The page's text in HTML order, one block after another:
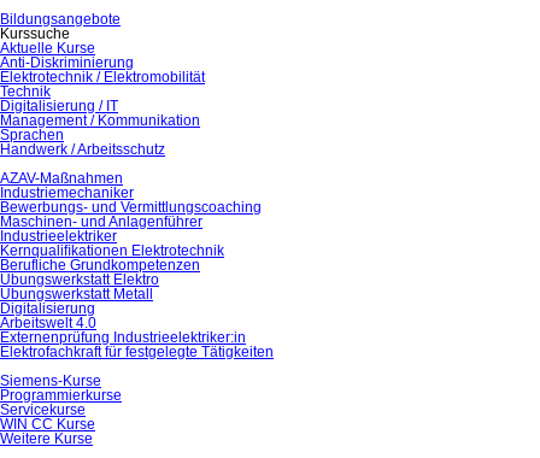
Bildungsangebote
Kurssuche
Aktuelle Kurse
Anti-Diskriminierung
Elektrotechnik / Elektromobilität
Technik
Digitalisierung / IT
Management / Kommunikation
Sprachen
Handwerk / Arbeitsschutz
AZAV-Maßnahmen
Industriemechaniker
Bewerbungs- und Vermittlungscoaching
Maschinen- und Anlagenführer
Industrieelektriker
Kernqualiﬁkationen Elektrotechnik
Berufliche Grundkompetenzen
Übungswerkstatt Elektro
Übungswerkstatt Metall
Digitalisierung
Arbeitswelt 4.0
Externenprüfung Industrieelektriker:in
Elektrofachkraft für festgelegte Tätigkeiten
Siemens-Kurse
Programmierkurse
Servicekurse
WIN CC Kurse
Weitere Kurse